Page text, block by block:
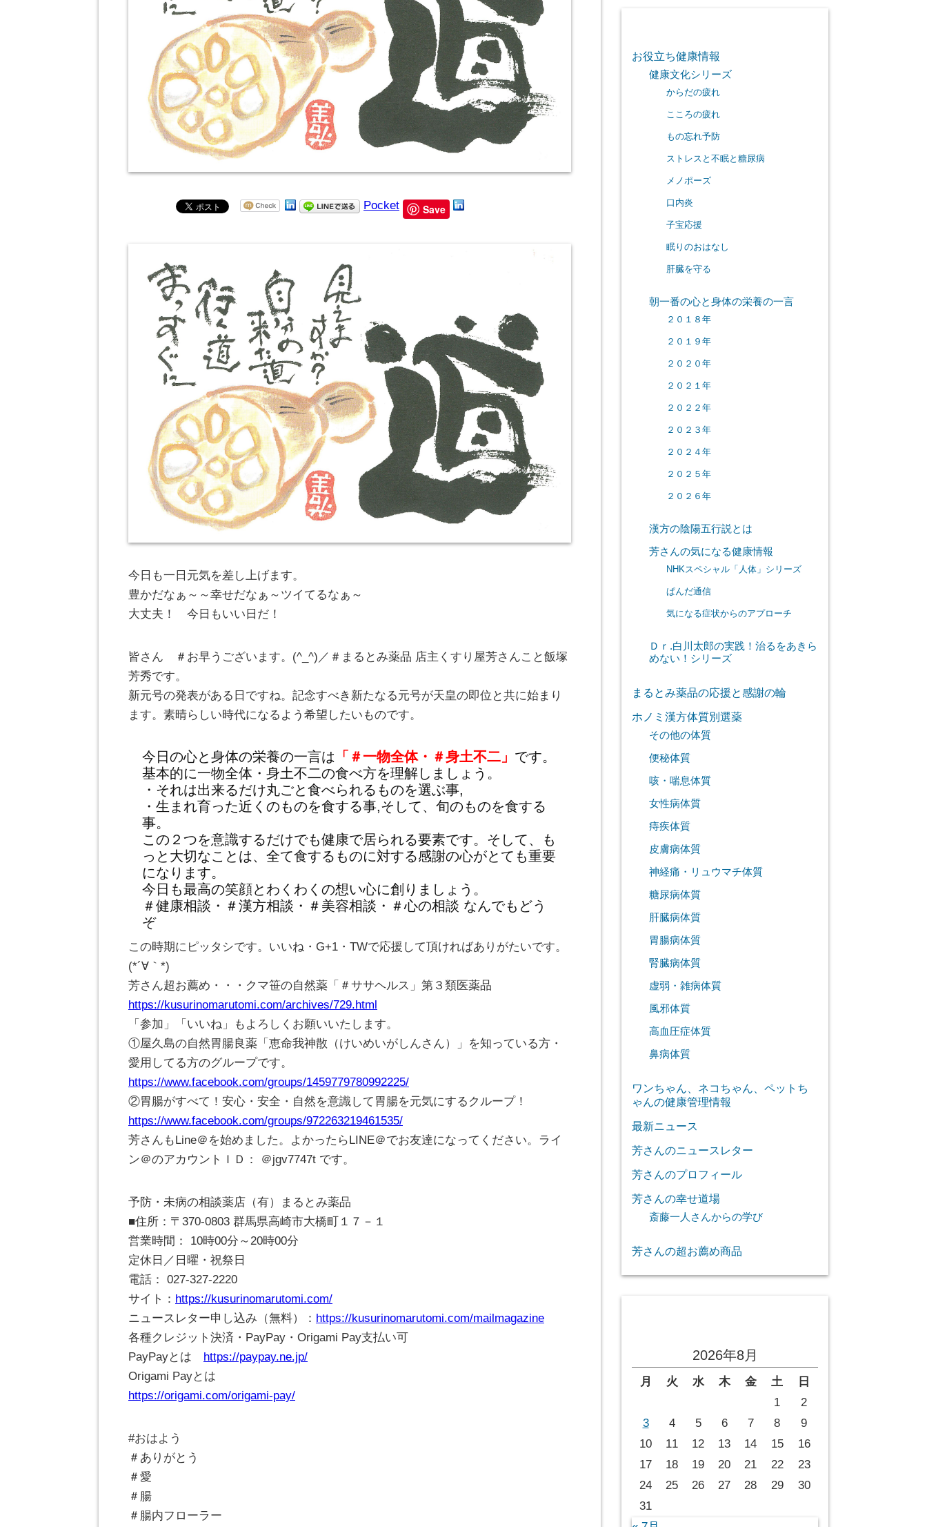
Pocket Save
今日も一日元気を差し上げます。
豊かだなぁ～～幸せだなぁ～ツイてるなぁ～
大丈夫！ 今日もいい日だ！
皆さん ＃お早うございます。(^_^)／＃まるとみ薬品 店主くすり屋芳さんこと飯塚
芳秀です。
新元号の発表がある日ですね。記念すべき新たなる元号が天皇の即位と共に始まり
ます。素晴らしい時代になるよう希望したいものです。
今日の心と身体の栄養の一言は 「＃一物全体・＃身土不二」 です。
基本的に一物全体・身土不二の食べ方を理解しましょう。
・それは出来るだけ丸ごと食べられるものを選ぶ事,
・生まれ育った近くのものを食する事,そして、旬のものを食する
事。
この２つを意識するだけでも健康で居られる要素です。そして、も
っと大切なことは、全て食するものに対する感謝の心がとても重要
になります。
今日も最高の笑顔とわくわくの想い心に創りましょう。
＃健康相談・＃漢方相談・＃美容相談・＃心の相談 なんでもどう
ぞ
この時期にピッタシです。いいね・G+1・TWで応援して頂ければありがたいです。
(*´∀｀*)
芳さん超お薦め・・・クマ笹の自然薬「＃ササヘルス」第３類医薬品
https://kusurinomarutomi.com/archives/729.html
「参加」「いいね」もよろしくお願いいたします。
①屋久島の自然胃腸良薬「恵命我神散（けいめいがしんさん）」を知っている方・
愛用してる方のグループです。
https://www.facebook.com/groups/1459779780992225/
②胃腸がすべて！安心・安全・自然を意識して胃腸を元気にするクループ！
https://www.facebook.com/groups/972263219461535/
芳さんもLine＠を始めました。よかったらLINE＠でお友達になってください。ライ
ン＠のアカウントＩＤ： ＠jgv7747t です。
予防・未病の相談薬店（有）まるとみ薬品
■住所：〒370-0803 群馬県高崎市大橋町１７－１
営業時間： 10時00分～20時00分
定休日／日曜・祝祭日
電話： 027-327-2220
サイト： https://kusurinomarutomi.com/
ニュースレター申し込み（無料）： https://kusurinomarutomi.com/mailmagazine
各種クレジット決済・PayPay・Origami Pay支払い可
PayPayとは https://paypay.ne.jp/
Origami Payとは
https://origami.com/origami-pay/
#おはよう
＃ありがとう
＃愛
＃腸
＃腸内フローラー
お役立ち健康情報
健康文化シリーズ
からだの疲れ
こころの疲れ
もの忘れ予防
ストレスと不眠と糖尿病
メノポーズ
口内炎
子宝応援
眠りのおはなし
肝臓を守る
朝一番の心と身体の栄養の一言
２０１８年
２０１９年
２０２０年
２０２１年
２０２２年
２０２３年
２０２４年
２０２５年
２０２６年
漢方の陰陽五行説とは
芳さんの気になる健康情報
NHKスペシャル「人体」シリーズ
ぱんだ通信
気になる症状からのアプローチ
Ｄｒ.白川太郎の実践！治るをあきら
めない！シリーズ
まるとみ薬品の応援と感謝の輪
ホノミ漢方体質別選薬
その他の体質
便秘体質
咳・喘息体質
女性病体質
痔疾体質
皮膚病体質
神経痛・リュウマチ体質
糖尿病体質
肝臓病体質
胃腸病体質
腎臓病体質
虚弱・雑病体質
風邪体質
高血圧症体質
鼻病体質
ワンちゃん、ネコちゃん、ペットち
ゃんの健康管理情報
最新ニュース
芳さんのニュースレター
芳さんのプロフィール
芳さんの幸せ道場
斎藤一人さんからの学び
芳さんの超お薦め商品
2026年8月
月 火 水 木 金 土
日
1
2
3
4 5 6 7 8
9
10
11 12 13 14 15
16
17
18 19 20 21 22
23
24
25 26 27 28 29
30
31